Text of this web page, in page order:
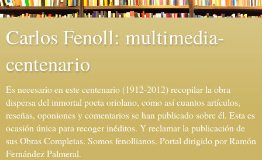
Carlos Fenoll: multimedia-
centenario
Es necesario en este centenario (1912-2012) recopilar la obra
dispersa del inmortal poeta oriolano, como así cuantos artículos,
reseñas, oponiones y comentarios se han publicado sobre él. Esta es
ocasión única para recoger inéditos. Y reclamar la publicación de
sus Obras Completas. Somos fenollianos. Portal dirigido por Ramón
Fernández Palmeral.